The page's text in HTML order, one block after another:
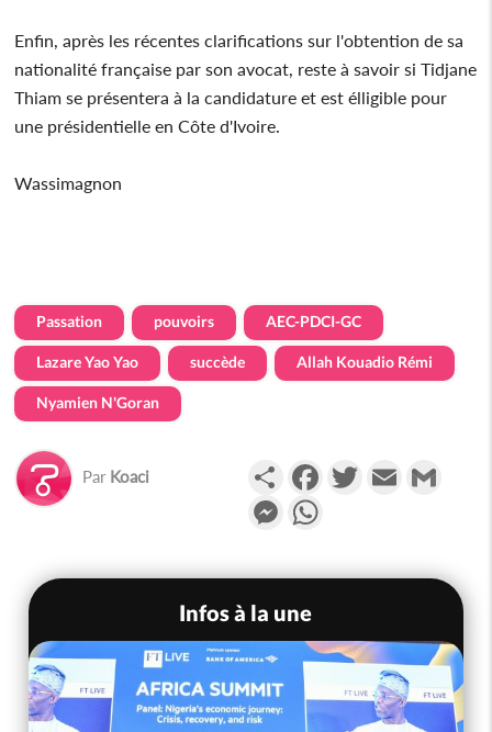
Enfin, après les récentes clarifications sur l'obtention de sa
nationalité française par son avocat, reste à savoir si Tidjane
Thiam se présentera à la candidature et est élligible pour
une présidentielle en Côte d'Ivoire.
Wassimagnon
Passation pouvoirs AEC-PDCI-GC
Lazare Yao Yao succède Allah Kouadio Rémi
Nyamien N'Goran
Par Koaci PartagerFacebookTwitterEmail
Messenger
Infos à la une